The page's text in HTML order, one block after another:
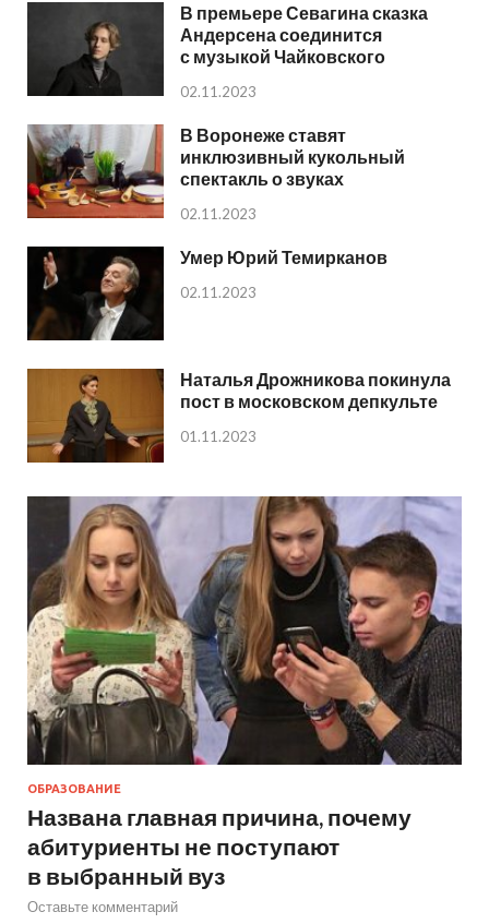
В премьере Севагина сказка
Андерсена соединится
с музыкой Чайковского
02.11.2023
В Воронеже ставят
инклюзивный кукольный
спектакль о звуках
02.11.2023
Умер Юрий Темирканов
02.11.2023
Наталья Дрожникова покинула
пост в московском депкульте
01.11.2023
ОБРАЗОВАНИЕ
Названа главная причина, почему
абитуриенты не поступают
в выбранный вуз
Оставьте комментарий